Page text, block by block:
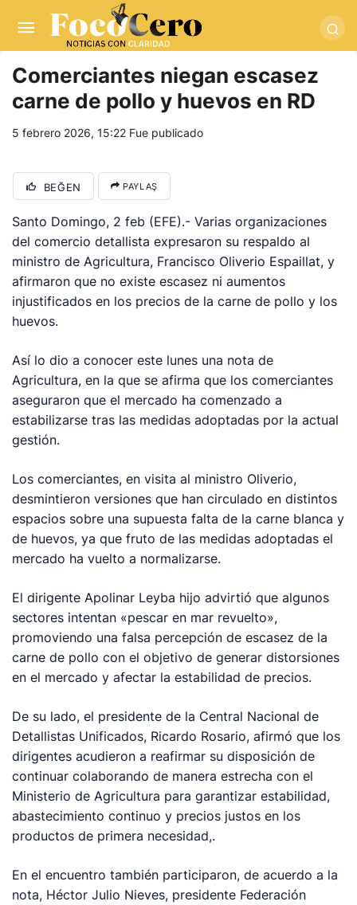
trwin giriş
masterbetting-palacebet1.com-
tlcasino giriş-betandyou-vbett34.com betovis34.net-
skyloftsbet
Comerciantes niegan escasez
carne de pollo y huevos en RD
5 febrero 2026, 15:22 Fue publicado
BEĞEN PAYLAŞ
Santo Domingo, 2 feb (EFE).- Varias organizaciones
del comercio detallista expresaron su respaldo al
ministro de Agricultura, Francisco Oliverio Espaillat, y
afirmaron que no existe escasez ni aumentos
injustificados en los precios de la carne de pollo y los
huevos.
Así lo dio a conocer este lunes una nota de
Agricultura, en la que se afirma que los comerciantes
aseguraron que el mercado ha comenzado a
estabilizarse tras las medidas adoptadas por la actual
gestión.
Los comerciantes, en visita al ministro Oliverio,
desmintieron versiones que han circulado en distintos
espacios sobre una supuesta falta de la carne blanca y
de huevos, ya que fruto de las medidas adoptadas el
mercado ha vuelto a normalizarse.
El dirigente Apolinar Leyba hijo advirtió que algunos
sectores intentan «pescar en mar revuelto»,
promoviendo una falsa percepción de escasez de la
carne de pollo con el objetivo de generar distorsiones
en el mercado y afectar la estabilidad de precios.
De su lado, el presidente de la Central Nacional de
Detallistas Unificados, Ricardo Rosario, afirmó que los
dirigentes acudieron a reafirmar su disposición de
continuar colaborando de manera estrecha con el
Ministerio de Agricultura para garantizar estabilidad,
abastecimiento continuo y precios justos en los
productos de primera necesidad,.
En el encuentro también participaron, de acuerdo a la
nota, Héctor Julio Nieves, presidente Federación